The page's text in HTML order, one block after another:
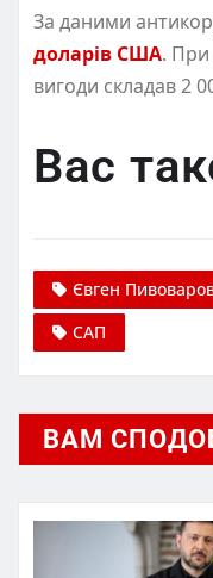
За даними
доларів США. При
вигоди складав 2
Вас
Євген
САП
ВАМ